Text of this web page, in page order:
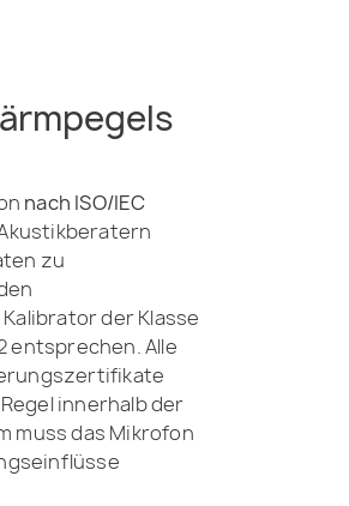
nach ISO/IEC
zu
der Klasse
entsprechen. Alle
innerhalb der
muss das Mikrofon